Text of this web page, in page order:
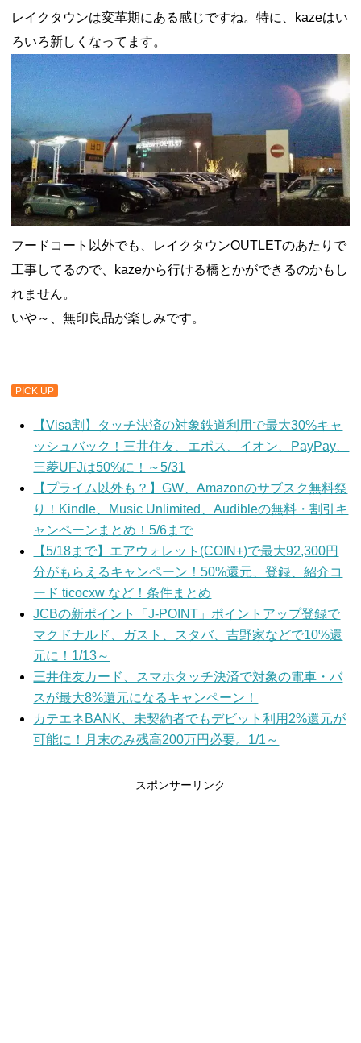
レイクタウンは変革期にある感じですね。特に、kazeはい
ろいろ新しくなってます。
フードコート以外でも、レイクタウンOUTLETのあたりで
工事してるので、kazeから行ける橋とかができるのかもし
れません。
いや～、無印良品が楽しみです。
PICK UP
【Visa割】タッチ決済の対象鉄道利用で最大30%キャ
ッシュバック！三井住友、エポス、イオン、PayPay、
三菱UFJは50%に！～5/31
【プライム以外も？】GW、Amazonのサブスク無料祭
り！Kindle、Music Unlimited、Audibleの無料・割引キ
ャンペーンまとめ！5/6まで
【5/18まで】エアウォレット(COIN+)で最大92,300円
分がもらえるキャンペーン！50%還元、登録、紹介コ
ード ticocxw など！条件まとめ
JCBの新ポイント「J-POINT」ポイントアップ登録で
マクドナルド、ガスト、スタバ、吉野家などで10%還
元に！1/13～
三井住友カード、スマホタッチ決済で対象の電車・バ
スが最大8%還元になるキャンペーン！
カテエネBANK、未契約者でもデビット利用2%還元が
可能に！月末のみ残高200万円必要。1/1～
スポンサーリンク